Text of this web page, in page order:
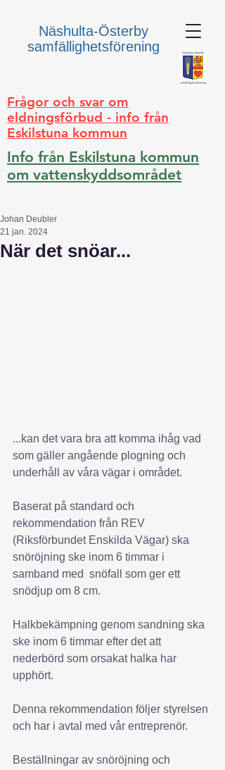
Näshulta-Österby
samfällighetsförening
Info från Eskilstuna kommun
om vattenskyddsområdet
Frågor och svar om
eldningsförbud - info från
Eskilstuna kommun
När det snöar...
Johan Deubler
21 jan. 2024
...kan det vara bra att komma ihåg vad
som gäller angående plogning och
underhåll av våra vägar i området.
Baserat på standard och
rekommendation från REV
(Riksförbundet Enskilda Vägar) ska
snöröjning ske inom 6 timmar i
samband med  snöfall som ger ett
snödjup om 8 cm.
Halkbekämpning genom sandning ska
ske inom 6 timmar efter det att
nederbörd som orsakat halka har
upphört.
Denna rekommendation följer styrelsen
och har i avtal med vår entreprenör.
Beställningar av snöröjning och